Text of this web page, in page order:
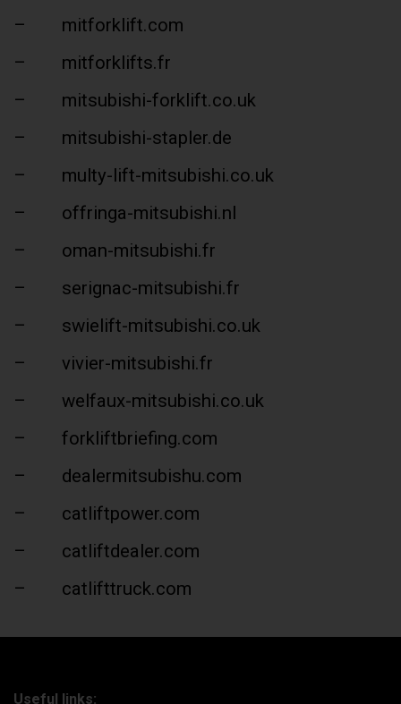
– mitforklift.com
– mitforklifts.fr
– mitsubishi-forklift.co.uk
– mitsubishi-stapler.de
– multy-lift-mitsubishi.co.uk
– offringa-mitsubishi.nl
– oman-mitsubishi.fr
– serignac-mitsubishi.fr
– swielift-mitsubishi.co.uk
– vivier-mitsubishi.fr
– welfaux-mitsubishi.co.uk
– forkliftbriefing.com
– dealermitsubishu.com
– catliftpower.com
– catliftdealer.com
– catlifttruck.com
Useful links: